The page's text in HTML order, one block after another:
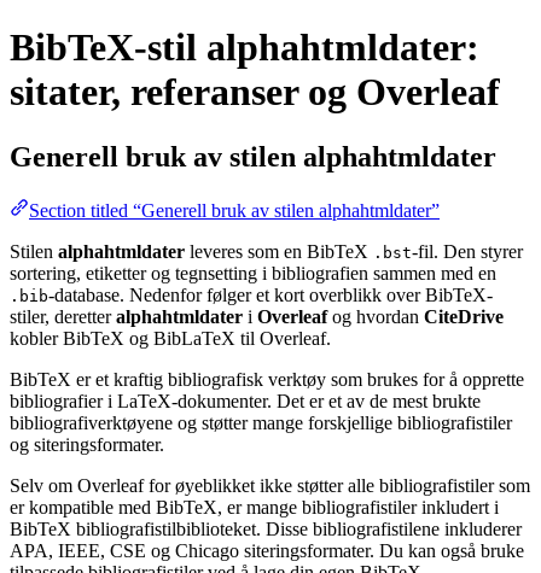
BibTeX-stil alphahtmldater:
sitater, referanser og Overleaf
Generell bruk av stilen alphahtmldater
Section titled “Generell bruk av stilen alphahtmldater”
Stilen alphahtmldater leveres som en BibTeX .bst-fil. Den styrer
sortering, etiketter og tegnsetting i bibliografien sammen med en
.bib-database. Nedenfor følger et kort overblikk over BibTeX-
stiler, deretteralphahtmldater i Overleafog hvordan CiteDrive
kobler BibTeX og BibLaTeX til Overleaf.
BibTeX er et kraftig bibliografisk verktøy som brukes for å opprette
bibliografier i LaTeX-dokumenter. Det er et av de mest brukte
bibliografiverktøyene og støtter mange forskjellige bibliografistiler
og siteringsformater.
Selv om Overleaf for øyeblikket ikke støtter alle bibliografistiler som
er kompatible med BibTeX, er mange bibliografistiler inkludert i
BibTeX bibliografistilbiblioteket. Disse bibliografistilene inkluderer
APA, IEEE, CSE og Chicago siteringsformater. Du kan også bruke